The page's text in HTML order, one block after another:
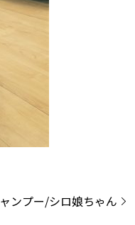
ンプー/シロ娘ちゃん